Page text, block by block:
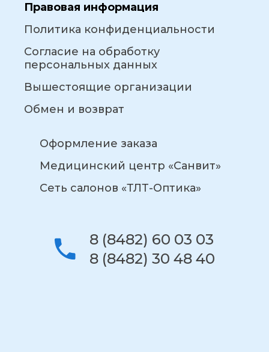
Правовая информация
Политика конфиденциальности
Согласие на обработку
персональных данных
Вышестоящие организации
Обмен и возврат
Оформление заказа
Медицинский центр «Санвит»
Сеть салонов «ТЛТ-Оптика»
8 (8482) 60 03 03
8 (8482) 30 48 40